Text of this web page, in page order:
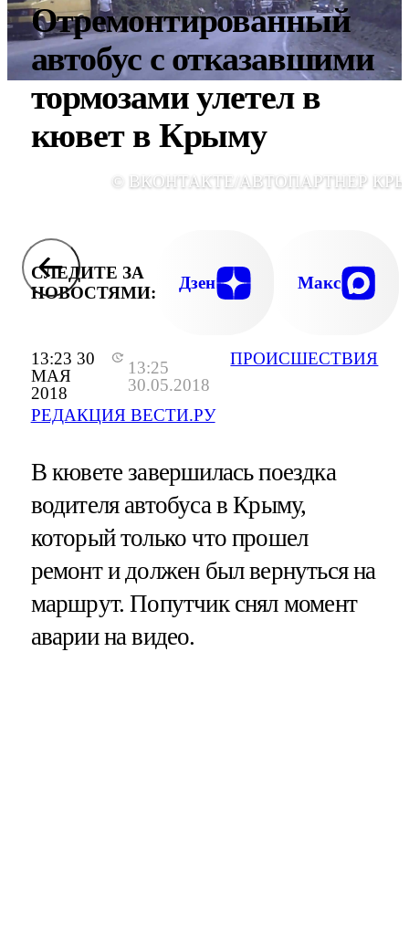
13:23 30
МАЯ
2018
13:25
30.05.2018
РЕДАКЦИЯ ВЕСТИ.РУ
ПРОИСШЕСТВИЯ
Отремонтированный
автобус с отказавшими
тормозами улетел в
кювет в Крыму
© ВКОНТАКТЕ/АВТОПАРТНЕР
СЛЕДИТЕ ЗА
НОВОСТЯМИ:
Дзен Макс
В кювете завершилась поездка
водителя автобуса в Крыму,
который только что прошел
ремонт и должен был вернуться на
маршрут. Попутчик снял момент
аварии на видео.